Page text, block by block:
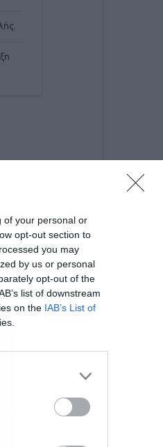
of your personal or
opt-out section to
you may
by us or personal
opt-out of the
list of downstream
on the IAB’s List of
του
στα